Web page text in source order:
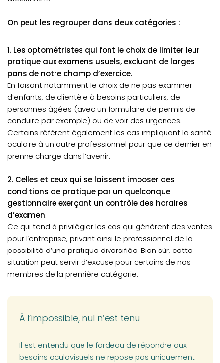
On peut les regrouper dans deux catégories :
1. Les optométristes qui font le choix de limiter leur
pratique aux examens usuels, excluant de larges
pans de notre champ d’exercice.
En faisant notamment le choix de ne pas examiner
d’enfants, de clientèle à besoins particuliers, de
personnes âgées (avec un formulaire de permis de
conduire par exemple) ou de voir des urgences.
Certains réfèrent également les cas impliquant la santé
oculaire à un autre professionnel pour que ce dernier en
prenne charge dans l’avenir.
2. Celles et ceux qui se laissent imposer des
conditions de pratique par un quelconque
gestionnaire exerçant un contrôle des horaires
d’examen.
Ce qui tend à privilégier les cas qui génèrent des ventes
pour l’entreprise, privant ainsi le professionnel de la
possibilité d’une pratique diversifiée. Bien sûr, cette
situation peut servir d’excuse pour certains de nos
membres de la première catégorie.
À l’impossible, nul n’est tenu
Il est entendu que le fardeau de répondre aux
besoins oculovisuels ne repose pas uniquement